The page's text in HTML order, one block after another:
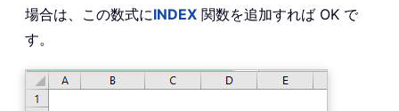
場合は、この数式にINDEX 関数を追加すれば OK で
す。